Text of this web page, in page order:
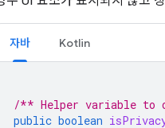
자바 Kotlin
/** Helper variable to
public boolean